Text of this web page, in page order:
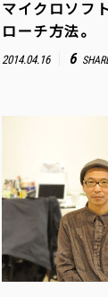
マイクロソフ
ローチ方法。
2014.04.16 6